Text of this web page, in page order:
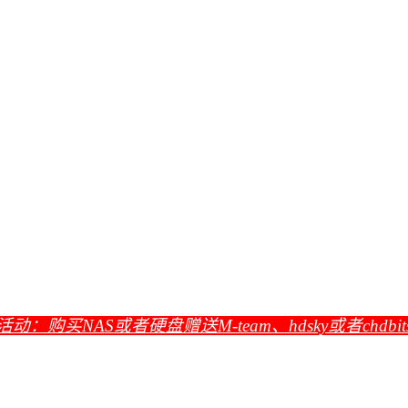
动：购买NAS或者硬盘赠送M-team、hdsky或者